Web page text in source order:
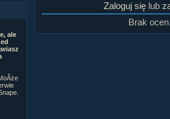
ale
Zaloguj się lub
Brak